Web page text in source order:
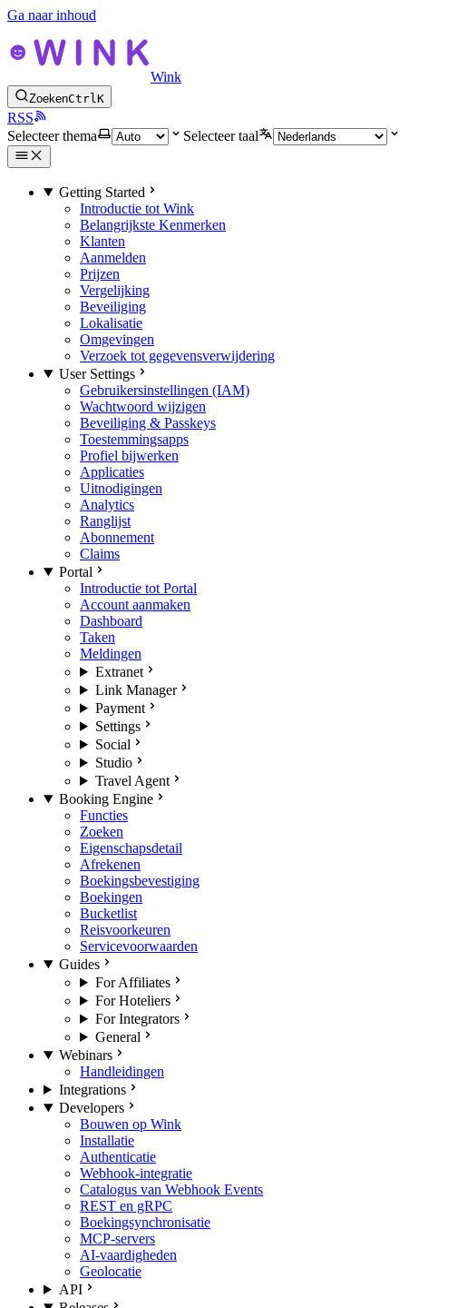
Ga naar inhoud
Wink
ZoekenCtrlK
RSS
Selecteer thema
Selecteer taal
Getting Started
Introductie tot Wink
Belangrijkste Kenmerken
Klanten
Aanmelden
Prijzen
Vergelijking
Beveiliging
Lokalisatie
Omgevingen
Verzoek tot gegevensverwijdering
User Settings
Gebruikersinstellingen (IAM)
Wachtwoord wijzigen
Beveiliging & Passkeys
Toestemmingsapps
Profiel bijwerken
Applicaties
Uitnodigingen
Analytics
Ranglijst
Abonnement
Claims
Portal
Introductie tot Portal
Account aanmaken
Dashboard
Taken
Meldingen
Extranet
Link Manager
Payment
Settings
Social
Studio
Travel Agent
Booking Engine
Functies
Zoeken
Eigenschapsdetail
Afrekenen
Boekingsbevestiging
Boekingen
Bucketlist
Reisvoorkeuren
Servicevoorwaarden
Guides
For Affiliates
For Hoteliers
For Integrators
General
Webinars
Handleidingen
Integrations
Developers
Bouwen op Wink
Installatie
Authenticatie
Webhook-integratie
Catalogus van Webhook Events
REST en gRPC
Boekingsynchronisatie
MCP-servers
AI-vaardigheden
Geolocatie
API